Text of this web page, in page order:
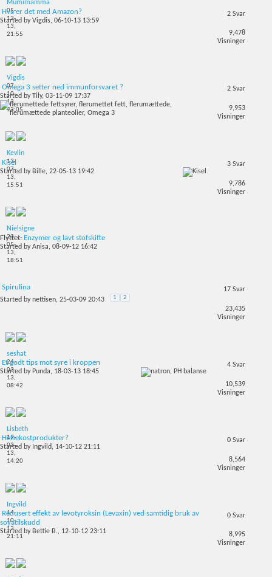
Mumimamma
05-
12-
13,
21:55
Hva er det med Amazon?
Started byVigdis, 06-10-13 13:59
2 Svar
9,478
Visninger
Vigdis
07-
10-
13,
13:05
Omega 3 setter ned immunforsvaret ?
Started byTily, 03-11-09 17:37
2 Svar
9,953
Visninger
Kevlin
13-
07-
13,
15:51
Kisel
Started by Bille, 22-05-13 19:42
3 Svar
9,786
Visninger
Nielsigne
23-
05-
13,
18:51
Flyttet: Enzymer og lavt stofskifte
Started byAnisa, 08-09-12 16:42
Spirulina
Started bynettisen, 25-03-09 20:43 1 2
17 Svar
23,435
Visninger
seshat
24-
03-
13,
08:42
Et godt tips mot syre i kroppen
Started by Punda, 18-03-13 18:45
4 Svar
10,539
Visninger
Lisbeth
19-
03-
13,
14:20
Helsekostprodukter?
Started by Ingvild, 14-10-12 21:11
0 Svar
8,564
Visninger
Ingvild
14-
10-
12,
21:11
Redusert effekt av levotyroksin (Levaxin) ved samtidig bruk av
soyatilskudd
Started by Bettie B., 12-10-12 23:11
0 Svar
8,995
Visninger